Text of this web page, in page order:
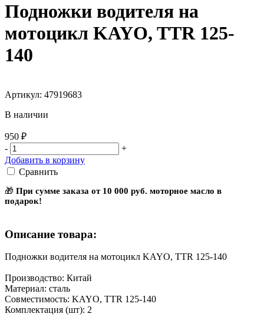
Подножки водителя на
мотоцикл KAYO, TTR 125-
140
Артикул: 47919683
В наличии
950 ₽
-
+
Добавить в корзину
Сравнить
🎁 При сумме заказа от 10 000 руб. моторное масло в
подарок!
Описание товара:
Подножки водителя на мотоцикл KAYO, TTR 125-140
Производство: Китай
Материал: сталь
Совместимость: KAYO, TTR 125-140
Комплектация (шт): 2